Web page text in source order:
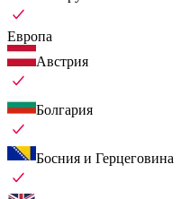
Европа
Австрия
Болгария
Босния и Герцеговина